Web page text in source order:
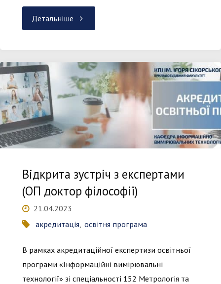
Детальніше "План
зауважень
та
виправлення
недоліків
освітньою
бакалаврського
рівня"
Відкрита зустріч з експертами
(ОП доктор філософії)
21.04.2023
акредитація, освітня програма
В рамках акредитаційної експертизи освітньої
програми «Інформаційні вимірювальні
технології» зі спеціальності 152 Метрологія та